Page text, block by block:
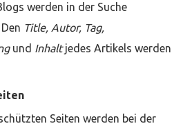
werden in der Suche
Title, Autor, Tag,
und Inhaltjedes Artikels werden
Seiten werden bei der